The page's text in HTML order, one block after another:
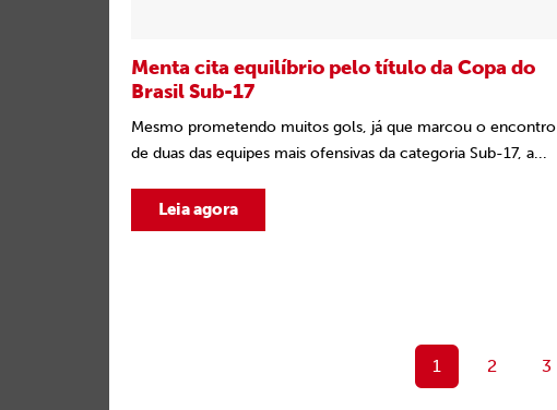
Menta cita equilíbrio pelo título da Copa do
Brasil Sub-17
Mesmo prometendo muitos gols, já que marcou o encontro
de duas das equipes mais ofensivas da categoria Sub-17, a...
Leia agora
1 2 3